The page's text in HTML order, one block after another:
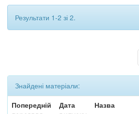
Результати 1-2 зі 2.
Знайдені матеріали:
Попередній
Дата
Назва